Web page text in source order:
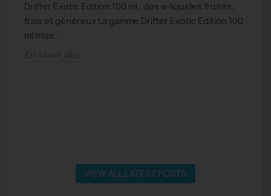
Drifter Exotic Edition 100 ml : des e-liquides fruités,
frais et généreux La gamme Drifter Exotic Edition 100
ml mise...
VIEW ALL LATEST POSTS